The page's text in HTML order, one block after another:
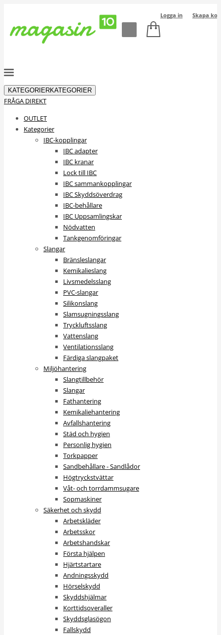
Logga in Skapa
KATEGORIERKATEGORIER
FRÅGA DIREKT
OUTLET
Kategorier
IBC-kopplingar
IBC adapter
IBC kranar
Lock till IBC
IBC sammankopplingar
IBC Skyddsöverdrag
IBC-behållare
IBC Uppsamlingskar
Nödvatten
Tankgenomföringar
Slangar
Bränsleslangar
Kemikalieslang
Livsmedelsslang
PVC-slangar
Silikonslang
Slamsugningsslang
Tryckluftsslang
Vattenslang
Ventilationsslang
Färdiga slangpaket
Miljöhantering
Slangtillbehör
Slangar
Fathantering
Kemikaliehantering
Avfallshantering
Städ och hygien
Personlig hygien
Torkpapper
Sandbehållare - Sandlådor
Högtryckstvättar
Våt- och torrdammsugare
Sopmaskiner
Säkerhet och skydd
Arbetskläder
Arbetsskor
Arbetshandskar
Första hjälpen
Hjärtstartare
Andningsskydd
Hörselskydd
Skyddshjälmar
Korttidsoveraller
Skyddsglasögon
Fallskydd